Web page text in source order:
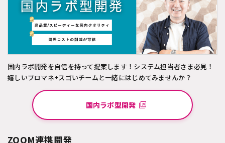
国内ラボ開発を自信を持って提案します！システム担当者さま必見！
嬉しいプロマネ+スゴいチームと一緒にはじめてみませんか？
国内ラボ型開発
ZOOM連携開発